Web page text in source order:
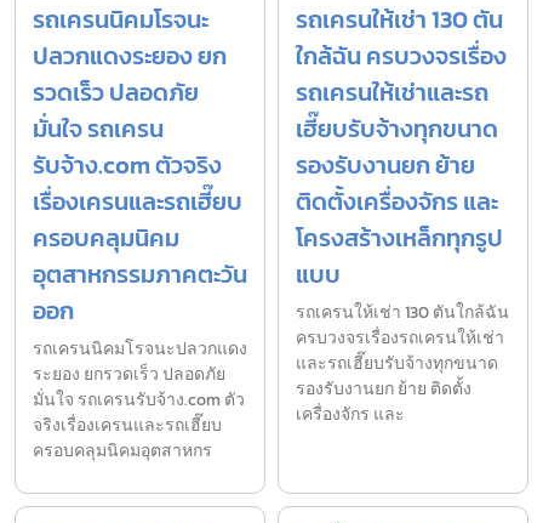
รถเครนนิคมโรจนะ
ปลวกแดงระยอง ยก
รวดเร็ว ปลอดภัย
มั่นใจ รถเครน
รับจ้าง.com ตัวจริง
เรื่องเครนและรถเฮี๊ยบ
ครอบคลุมนิคม
อุตสาหกรรมภาคตะวัน
ออก
รถเครนนิคมโรจนะปลวกแดง
ระยอง ยกรวดเร็ว ปลอดภัย
มั่นใจ รถเครนรับจ้าง.com ตัว
จริงเรื่องเครนและรถเฮี๊ยบ
ครอบคลุมนิคมอุตสาหกร
รถเครนให้เช่า 130 ตัน
ใกล้ฉัน ครบวงจรเรื่อง
รถเครนให้เช่าและรถ
เฮี๊ยบรับจ้างทุกขนาด
รองรับงานยก ย้าย
ติดตั้งเครื่องจักร และ
โครงสร้างเหล็กทุกรูป
แบบ
รถเครนให้เช่า 130 ตันใกล้ฉัน
ครบวงจรเรื่องรถเครนให้เช่า
และรถเฮี๊ยบรับจ้างทุกขนาด
รองรับงานยก ย้าย ติดตั้ง
เครื่องจักร และ